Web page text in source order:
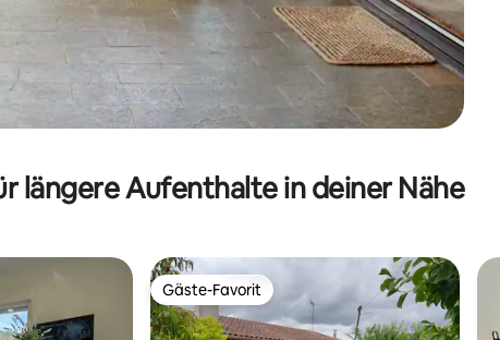
längere Aufenthalte in deiner Nähe
Gäste-Favorit
Gäste-Favorit